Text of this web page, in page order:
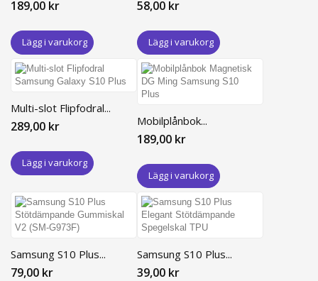
189,00 kr
Lägg i varukorg
58,00 kr
Lägg i varukorg
Multi-slot Flipfodral...
289,00 kr
Lägg i varukorg
Mobilplånbok...
189,00 kr
Lägg i varukorg
Samsung S10 Plus...
79,00 kr
Samsung S10 Plus...
39,00 kr